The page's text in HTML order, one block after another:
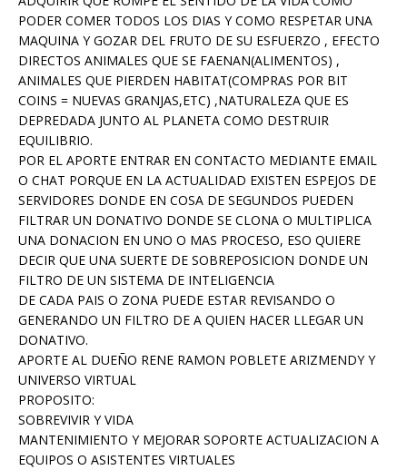
PODER COMER TODOS LOS DIAS Y COMO RESPETAR UNA
MAQUINA Y GOZAR DEL FRUTO DE SU ESFUERZO , EFECTO
DIRECTOS ANIMALES QUE SE FAENAN(ALIMENTOS) ,
ANIMALES QUE PIERDEN HABITAT(COMPRAS POR BIT
COINS = NUEVAS GRANJAS,ETC) ,NATURALEZA QUE ES
DEPREDADA JUNTO AL PLANETA COMO DESTRUIR
EQUILIBRIO.
POR EL APORTE ENTRAR EN CONTACTO MEDIANTE EMAIL
O CHAT PORQUE EN LA ACTUALIDAD EXISTEN ESPEJOS DE
SERVIDORES DONDE EN COSA DE SEGUNDOS PUEDEN
FILTRAR UN DONATIVO DONDE SE CLONA O MULTIPLICA
UNA DONACION EN UNO O MAS PROCESO, ESO QUIERE
DECIR QUE UNA SUERTE DE SOBREPOSICION DONDE UN
FILTRO DE UN SISTEMA DE INTELIGENCIA
DE CADA PAIS O ZONA PUEDE ESTAR REVISANDO O
GENERANDO UN FILTRO DE A QUIEN HACER LLEGAR UN
DONATIVO.
APORTE AL DUEÑO RENE RAMON POBLETE ARIZMENDY Y
UNIVERSO VIRTUAL
PROPOSITO:
SOBREVIVIR Y VIDA
MANTENIMIENTO Y MEJORAR SOPORTE ACTUALIZACION A
EQUIPOS O ASISTENTES VIRTUALES